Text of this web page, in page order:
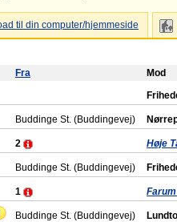
til din computer/hjemmeside
Fra
Mod
Buddinge St. (Buddingevej)
2 Høje
Buddinge St. (Buddingevej)
1
Buddinge St. (Buddingevej)